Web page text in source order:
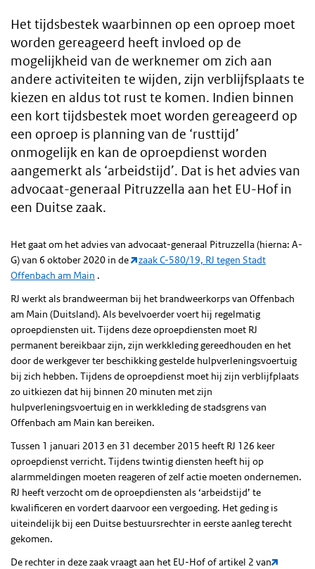
Het tijdsbestek waarbinnen op een oproep moet
worden gereageerd heeft invloed op de
mogelijkheid van de werknemer om zich aan
andere activiteiten te wijden, zijn verblijfsplaats te
kiezen en aldus tot rust te komen. Indien binnen
een kort tijdsbestek moet worden gereageerd op
een oproep is planning van de ‘rusttijd’
onmogelijk en kan de oproepdienst worden
aangemerkt als ‘arbeidstijd’. Dat is het advies van
advocaat-generaal Pitruzzella aan het EU-Hof in
een Duitse zaak.
Het gaat om het advies van advocaat-generaal Pitruzzella (hierna: A-
G) van 6 oktober 2020 in de
zaak C-580/19, RJ tegen Stadt
Offenbach am Main .
RJ werkt als brandweerman bij het brandweerkorps van Offenbach
am Main (Duitsland). Als bevelvoerder voert hij regelmatig
oproepdiensten uit. Tijdens deze oproepdiensten moet RJ
permanent bereikbaar zijn, zijn werkkleding gereedhouden en het
door de werkgever ter beschikking gestelde hulpverleningsvoertuig
bij zich hebben. Tijdens de oproepdienst moet hij zijn verblijfplaats
zo uitkiezen dat hij binnen 20 minuten met zijn
hulpverleningsvoertuig en in werkkleding de stadsgrens van
Offenbach am Main kan bereiken.
Tussen 1 januari 2013 en 31 december 2015 heeft RJ 126 keer
oproepdienst verricht. Tijdens twintig diensten heeft hij op
alarmmeldingen moeten reageren of zelf actie moeten ondernemen.
RJ heeft verzocht om de oproepdiensten als ‘arbeidstijd’ te
kwalificeren en vordert daarvoor een vergoeding. Het geding is
uiteindelijk bij een Duitse bestuursrechter in eerste aanleg terecht
gekomen.
De rechter in deze zaak vraagt aan het EU-Hof of artikel 2 van